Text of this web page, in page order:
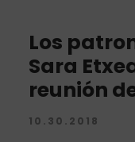
Los
Sara
reunión
10.30.2018